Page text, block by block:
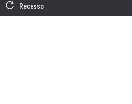
Recesso